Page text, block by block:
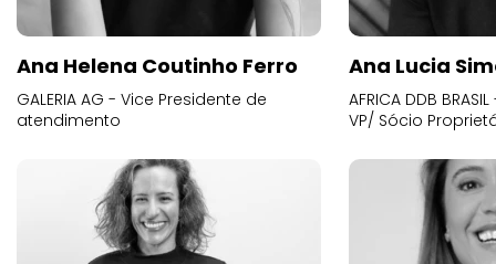
Ana Helena Coutinho Ferro
GALERIA AG - Vice Presidente de
atendimento
Ana Lucia
AFRICA DDB
VP/ Sócio